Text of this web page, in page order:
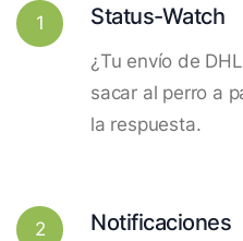
1 Status-Watch
¿Tu envío de
sacar al perro a
la respuesta.
2 Notificaciones